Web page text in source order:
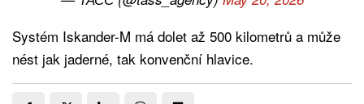
Systém Iskander-M má dolet až 500 kilometrů a může
nést jak jaderné, tak konvenční hlavice.